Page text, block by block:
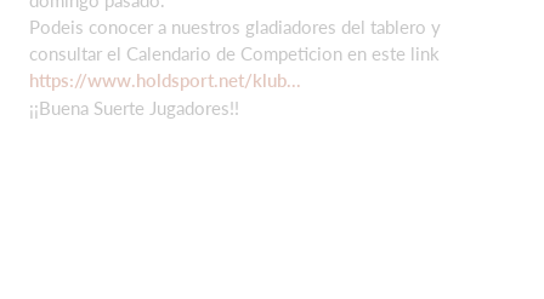
Podeis conocer a nuestros gladiadores del tablero y
consultar el Calendario de Competicion en este link
https://www.holdsport.net/klub...
¡¡Buena Suerte Jugadores!!